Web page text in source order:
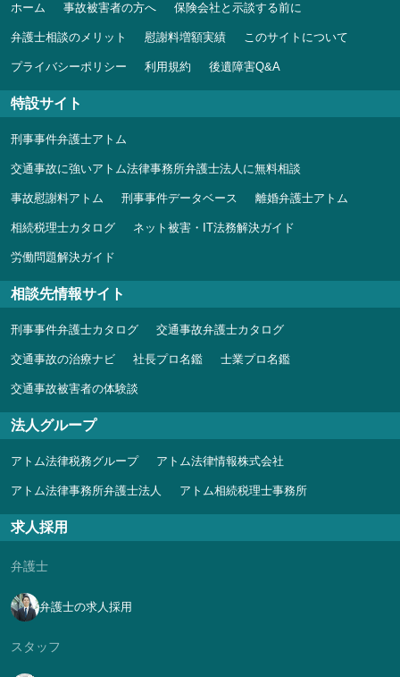
ホーム 事故被害者の方へ 保険会社と示談する前に
弁護士相談のメリット 慰謝料増額実績 このサイトについて
プライバシーポリシー 利用規約 後遺障害Q&A
特設サイト
刑事事件弁護士アトム
交通事故に強いアトム法律事務所弁護士法人に無料相談
事故慰謝料アトム 刑事事件データベース 離婚弁護士アトム
相続税理士カタログ ネット被害・IT法務解決ガイド
労働問題解決ガイド
相談先情報サイト
刑事事件弁護士カタログ 交通事故弁護士カタログ
交通事故の治療ナビ 社長プロ名鑑 士業プロ名鑑
交通事故被害者の体験談
法人グループ
アトム法律税務グループ アトム法律情報株式会社
アトム法律事務所弁護士法人 アトム相続税理士事務所
求人採用
弁護士
弁護士の求人採用
スタッフ